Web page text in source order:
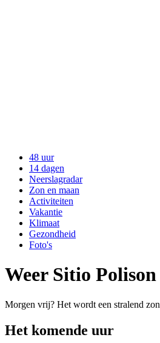
48 uur
14 dagen
Neerslagradar
Zon en maan
Activiteiten
Vakantie
Klimaat
Gezondheid
Foto's
Weer Sitio Polison
Morgen vrij? Het wordt een stralend
Het komende uur